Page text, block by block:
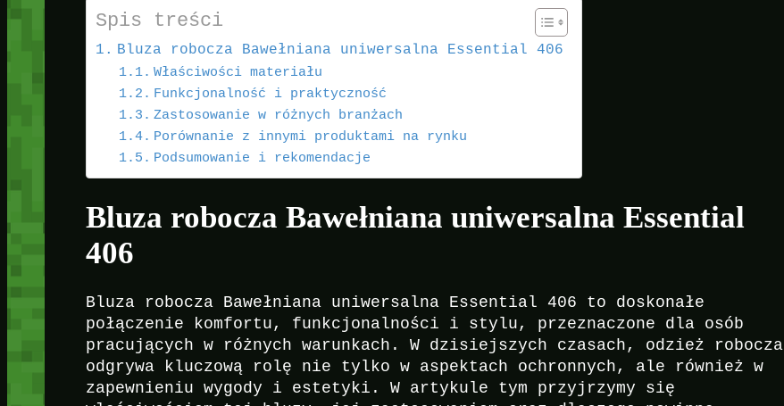
Spis treści
Bluza robocza Bawełniana uniwersalna Essential 406
Właściwości materiału
Funkcjonalność i praktyczność
Zastosowanie w różnych branżach
Porównanie z innymi produktami na rynku
Podsumowanie i rekomendacje
Bluza robocza Bawełniana uniwersalna Essential
406
Bluza robocza Bawełniana uniwersalna Essential 406 to doskonałe
połączenie komfortu, funkcjonalności i stylu, przeznaczone dla osób
pracujących w różnych warunkach. W dzisiejszych czasach, odzież robocza
odgrywa kluczową rolę nie tylko w aspektach ochronnych, ale również w
zapewnieniu wygody i estetyki. W artykule tym przyjrzymy się